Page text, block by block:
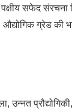
पक्षीय सफेद
औद्योगिक ग्रेड
उन्नत